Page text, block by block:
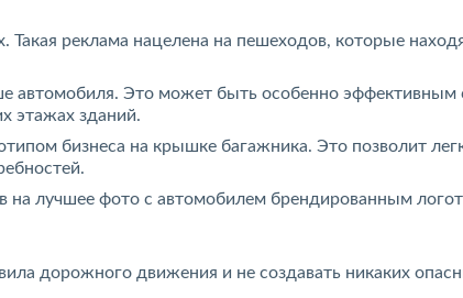
Такая реклама нацелена на пешеходов, которые
автомобиля. Это может быть особенно эффективным
этажах зданий.
бизнеса на крышке багажника. Это позволит
на лучшее фото с автомобилем брендированным
дорожного движения и не создавать никаких